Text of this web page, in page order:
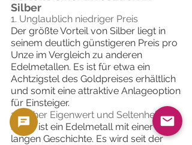
Silber
1. Unglaublich niedriger Preis
Der größte Vorteil von Silber liegt in
seinem deutlich günstigeren Preis pro
Unze im Vergleich zu anderen
Edelmetallen. Es ist für etwa ein
Achtzigstel des Goldpreises erhältlich
und somit eine attraktive Anlageoption
für Einsteiger.
2. Hoher Eigenwert und Seltenheit
Silber ist ein Edelmetall mit einer
langen Geschichte. Es wird seit der